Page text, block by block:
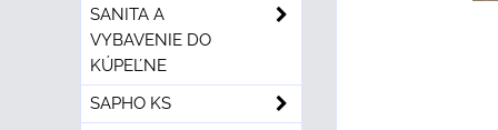
SANITA A
VYBAVENIE DO
KÚPEĽNE
SAPHO KS